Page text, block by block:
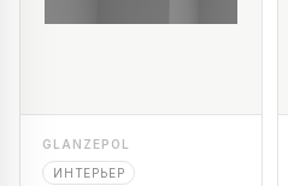
GLANZEPOL
ИНТЕРЬЕР